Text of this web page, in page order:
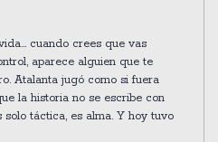
cuando crees que vas
aparece alguien que te
Atalanta jugó como si fuera
la historia no se escribe con
táctica, es alma. Y hoy tuvo